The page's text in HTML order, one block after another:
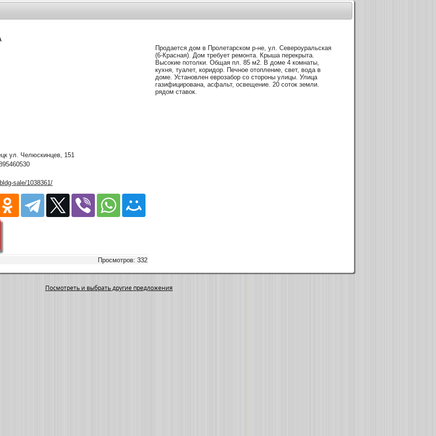
ул. Челюскинцев, 151
sale/1038361/
Просмотров: 332
Продается дом в Пролетарском р-не, ул. Североуральская
(6-Красная). Дом требует ремонта. Крыша перекрыта.
Высокие потолки. Общая пл. 85 м2. В доме 4 комнаты,
кухня, туалет, коридор. Печное отопление, свет, вода в
доме. Установлен еврозабор со стороны улицы. Улица
газифицирована, асфальт, освещение. 20 соток земли.
рядом ставок.
Посмотреть и выбрать другие предложения